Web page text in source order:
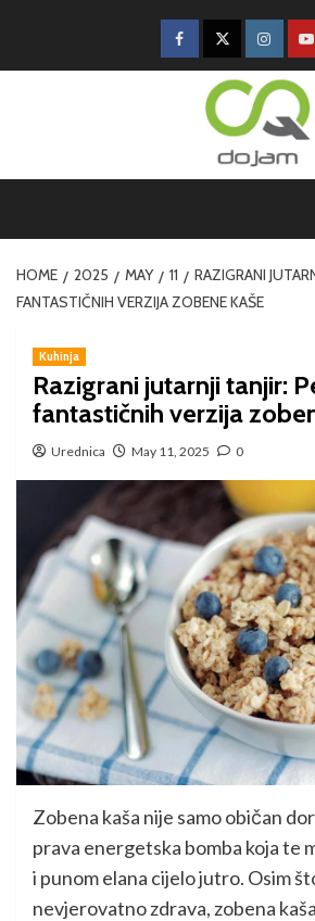
HOME 2025 MAY 11
RAZIGRANI
FANTASTIČNIH VERZIJA ZOBENE KAŠE
Kuhinja
Razigrani jutarnji tanjir:
fantastičnih verzija
Urednica May 11, 2025 0
Zobena kaša nije samo običan
prava energetska bomba koja te
i punom elana cijelo jutro. Osim
nevjerovatno zdrava, zobena